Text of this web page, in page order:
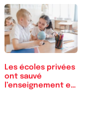
Les écoles privées
ont sauvé
l’enseignement en